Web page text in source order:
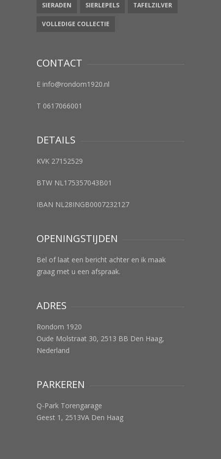
SIERADEN SIERLEPELS TAFELZILVER
VOLLEDIGE COLLECTIE
CONTACT
E info@rondom1920.nl
T 0617066001
DETAILS
KVK 27152529
BTW NL175357043B01
IBAN NL28INGB0007232127
OPENINGSTIJDEN
Bel of laat een bericht achter en ik maak
graag met u een afspraak.
ADRES
Rondom 1920
Oude Molstraat 30, 2513 BB Den Haag,
Nederland
PARKEREN
Q-Park Torengarage
Geest 1, 2513VA Den Haag